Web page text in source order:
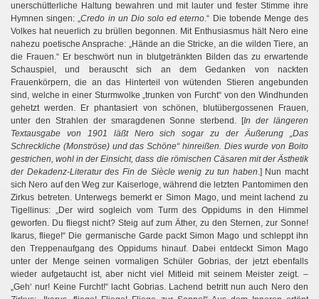
unerschütterliche Haltung bewahren und mit lauter und fester Stimme ihre
Hymnen singen: „Credo in un Dio solo ed eterno.“ Die tobende Menge des
Volkes hat neuerlich zu brüllen begonnen. Mit Enthusiasmus hält Nero eine
nahezu poetische Ansprache: „Hände an die Stricke, an die wilden Tiere, an
die Frauen.“ Er beschwört nun in blutgetränkten Bilden das zu erwartende
Schauspiel, und berauscht sich an dem Gedanken von nackten
Frauenkörpern, die an das Hinterteil von wütenden Stieren angebunden
sind, welche in einer Sturmwolke „trunken von Furcht“ von den Windhunden
gehetzt werden. Er phantasiert von schönen, blutübergossenen Frauen,
unter den Strahlen der smaragdenen Sonne sterbend. [In der längeren
Textausgabe von 1901 läßt Nero sich sogar zu der Äußerung „Das
Schreckliche (Monströse) und das Schöne“ hinreißen. Dies wurde von Boito
gestrichen, wohl in der Einsicht, dass die römischen Cäsaren mit der Ästhetik
der Dekadenz-Literatur des Fin de Siècle wenig zu tun haben.] Nun macht
sich Nero auf den Weg zur Kaiserloge, während die letzten Pantomimen den
Zirkus betreten. Unterwegs bemerkt er Simon Mago, und meint lachend zu
Tigellinus: „Der wird sogleich vom Turm des Oppidums in den Himmel
geworfen. Du fliegst nicht? Steig auf zum Äther, zu den Sternen, zur Sonne!
Ikarus, fliege!“ Die germanische Garde packt Simon Mago und schleppt ihn
den Treppenaufgang des Oppidums hinauf. Dabei entdeckt Simon Mago
unter der Menge seinen vormaligen Schüler Gobrias, der jetzt ebenfalls
wieder aufgetaucht ist, aber nicht viel Mitleid mit seinem Meister zeigt. –
„Geh‘ nur! Keine Furcht!“ lacht Gobrias. Lachend betritt nun auch Nero den